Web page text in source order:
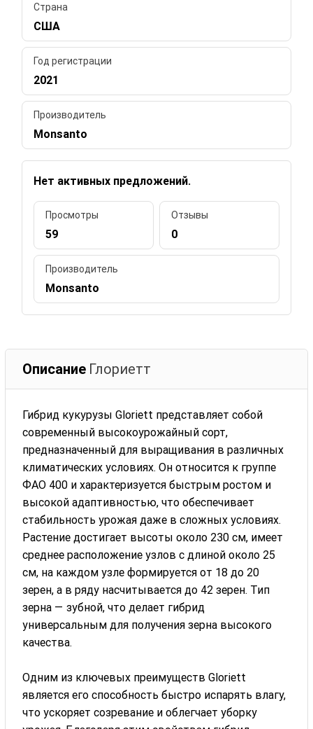
Страна
США
Год регистрации
2021
Производитель
Monsanto
Нет активных предложений.
Просмотры
59
Отзывы
0
Производитель
Monsanto
Описание Глориетт
Гибрид кукурузы Gloriett представляет собой
современный высокоурожайный сорт,
предназначенный для выращивания в различных
климатических условиях. Он относится к группе
ФАО 400 и характеризуется быстрым ростом и
высокой адаптивностью, что обеспечивает
стабильность урожая даже в сложных условиях.
Растение достигает высоты около 230 см, имеет
среднее расположение узлов с длиной около 25
см, на каждом узле формируется от 18 до 20
зерен, а в ряду насчитывается до 42 зерен. Тип
зерна — зубной, что делает гибрид
универсальным для получения зерна высокого
качества.
Одним из ключевых преимуществ Gloriett
является его способность быстро испарять влагу,
что ускоряет созревание и облегчает уборку